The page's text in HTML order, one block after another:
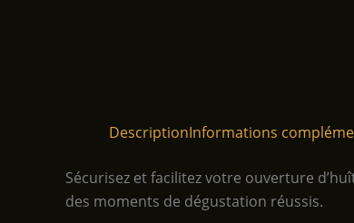
DescriptionInformations
Sécurisez et facilitez votre ouverture
des moments de dégustation réussis.